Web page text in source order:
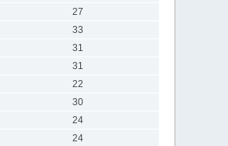
27
33
31
31
22
30
24
24